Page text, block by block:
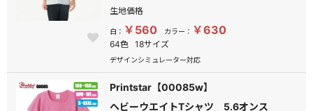
生地価格
白： ￥560 カラー： ￥630
64色 18サイズ
デザインシミュレーター対応
Printstar【00085w】
ヘビーウエイトTシャツ 5.6オンス